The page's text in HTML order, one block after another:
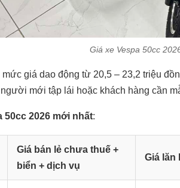
Giá xe Vespa 50cc
mức giá dao động từ 20,5 – 23,2 triệu
mới tập lái hoặc khách hàng cần
50cc 2026 mới nhất:
Giá bán lẻ chưa thuế +
biển + dịch vụ
Giá lăn